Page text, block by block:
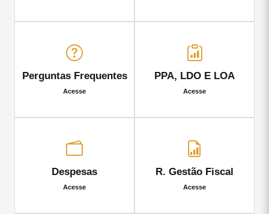
Perguntas Frequentes
Acesse
PPA, LDO E LOA
Acesse
Despesas
Acesse
R. Gestão Fiscal
Acesse